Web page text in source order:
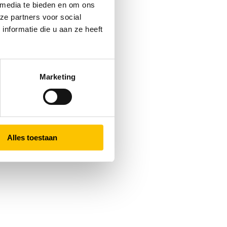
te bieden en om ons
partners voor social
die u aan ze heeft
Marketing
Alles toestaan